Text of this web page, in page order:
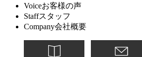
Voiceお客様の声
Staffスタッフ
Company会社概要